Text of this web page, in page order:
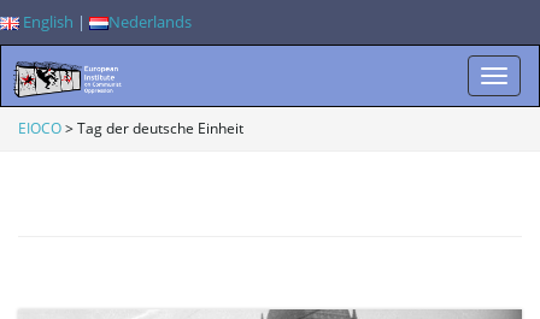
English | Nederlands
EIOCO>Tag der deutsche Einheit